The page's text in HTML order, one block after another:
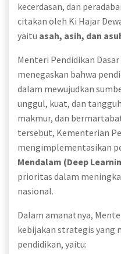
kecerdasan, dan
citakan oleh Ki Hajar
yaitu asah, asih, dan
Menteri Pendidikan
menegaskan bahwa
dalam mewujudkan
unggul, kuat, dan
makmur, dan
tersebut, Kementerian
mengimplementasikan
Mendalam (Deep
prioritas dalam
nasional.
Dalam amanatnya,
kebijakan strategis yang
pendidikan, yaitu: